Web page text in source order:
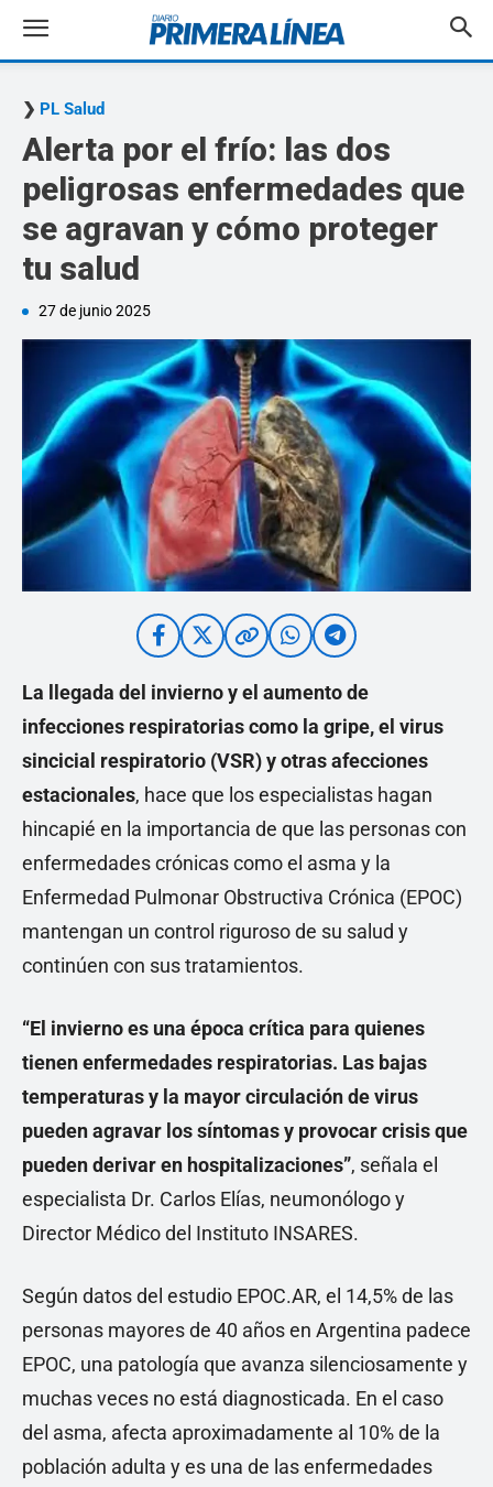
PL Salud
Alerta por el frío: las dos
peligrosas enfermedades que
se agravan y cómo proteger
tu salud
27 de junio 2025
La llegada del invierno y el aumento de
infecciones respiratorias como la gripe, el virus
sincicial respiratorio (VSR) y otras afecciones
estacionales, hace que los especialistas hagan
hincapié en la importancia de que las personas con
enfermedades crónicas como el asma y la
Enfermedad Pulmonar Obstructiva Crónica (EPOC)
mantengan un control riguroso de su salud y
continúen con sus tratamientos.
“El invierno es una época crítica para quienes
tienen enfermedades respiratorias. Las bajas
temperaturas y la mayor circulación de virus
pueden agravar los síntomas y provocar crisis que
pueden derivar en hospitalizaciones”, señala el
especialista Dr. Carlos Elías, neumonólogo y
Director Médico del Instituto INSARES.
Según datos del estudio EPOC.AR, el 14,5% de las
personas mayores de 40 años en Argentina padece
EPOC, una patología que avanza silenciosamente y
muchas veces no está diagnosticada. En el caso
del asma, afecta aproximadamente al 10% de la
población adulta y es una de las enfermedades